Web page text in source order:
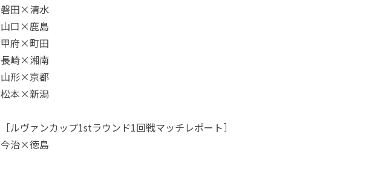
磐田×清水
山口×鹿島
甲府×町田
長崎×湘南
山形×京都
松本×新潟
［ルヴァンカップ1stラウンド1回戦マッチレポート］
今治×徳島